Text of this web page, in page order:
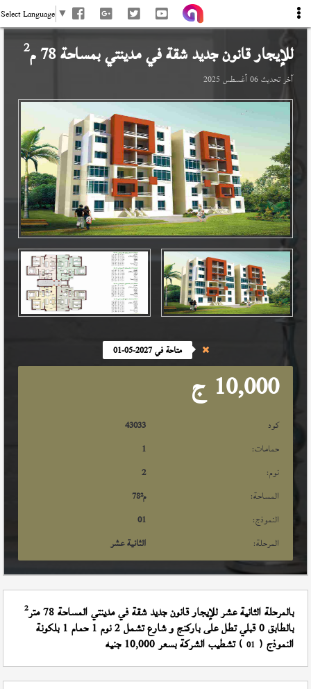
Select Language ▼
للإيجار قانون جديد شقة فيمدينتيبمساحة 78 م 2
آخر تحديث06 أغسطس 2025
متاحة في 2027-05-01
10,000 ج
كود
43033
حمامات:
1
نوم:
2
المساحة:
78م²
النموذج:
01
المرحلة:
الثانية عشر
بالمرحلة الثانية عشر للإيجار قانون جديد شقة في مدينتي المساحة 78 متر 2
بالطابق 0 قبلي تطل على باركنج و شارع تشمل 2 نوم 1 حمام 1 بلكونة
النموذج (01 ) تشطيب الشركة بسعر 10,000 جنيه